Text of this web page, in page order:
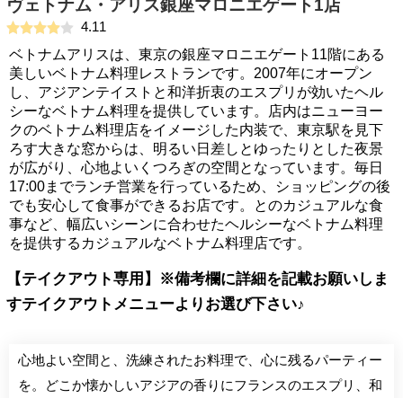
ヴェトナム・アリス銀座マロニエゲート1店
4.11
ベトナムアリスは、東京の銀座マロニエゲート11階にある
美しいベトナム料理レストランです。2007年にオープン
し、アジアンテイストと和洋折衷のエスプリが効いたヘル
シーなベトナム料理を提供しています。店内はニューヨー
クのベトナム料理店をイメージした内装で、東京駅を見下
ろす大きな窓からは、明るい日差しとゆったりとした夜景
が広がり、心地よいくつろぎの空間となっています。毎日
17:00までランチ営業を行っているため、ショッピングの後
でも安心して食事ができるお店です。とのカジュアルな食
事など、幅広いシーンに合わせたヘルシーなベトナム料理
を提供するカジュアルなベトナム料理店です。
【テイクアウト専用】※備考欄に詳細を記載お願いしま
すテイクアウトメニューよりお選び下さい♪
心地よい空間と、洗練されたお料理で、心に残るパーティー
を。どこか懐かしいアジアの香りにフランスのエスプリ、和